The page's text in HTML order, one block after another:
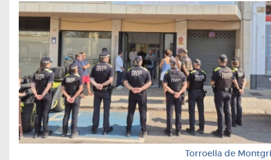
Torroella de Montgrí